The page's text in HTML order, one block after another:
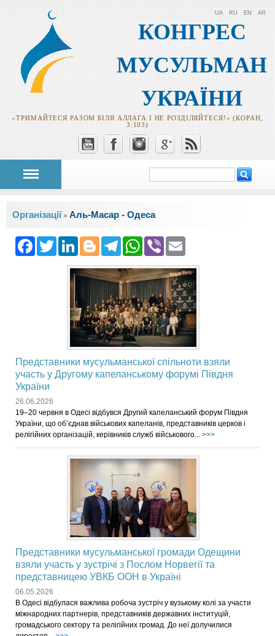
КОНГРЕС
МУСУЛЬМАН
УКРАЇНИ
«ТРИМАЙТЕСЯ РАЗОМ БІЛЯ АЛЛАГА І НЕ РОЗДІЛЯЙТЕСЯ!» (КОРАН,
3:103)
UA RU EN AR
Пошукова
Ви є тут
Організації » Аль-Масар - Одеса
Facebook
Twitter
LinkedIn
Blogger
Telegram
WhatsApp
Viber
Представники мусульманської спільноти взяли
участь у Другому капеланському форумі Півдня
України
26.06.2026
19–20 червня в Одесі відбувся Другий капеланський форум Півдня
України, що об’єднав військових капеланів, представників церков і
релігійних організацій, керівників служб військового... >>>
Представники мусульманської громади Одещини
взяли участь у зустрічі з Послом Норвегії та
представницею УВКБ ООН в Україні
06.05.2026
В Одесі відбулася важлива робоча зустріч у вузькому колі за участи
міжнародних партнерів, представників державних інституцій,
громадського сектору та релігійних громад. До неї долучилися